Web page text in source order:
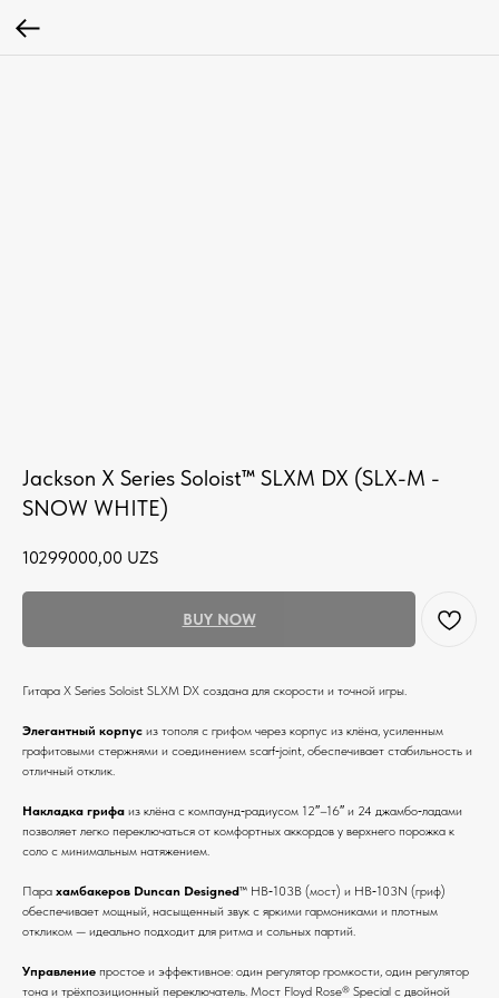
Jackson X Series Soloist™ SLXM DX (SLX-M -
SNOW WHITE)
10299000,00 UZS
BUY NOW
Гитара X Series Soloist SLXM DX создана для скорости и точной игры.
Элегантный корпус из тополя с грифом через корпус из клёна, усиленным
графитовыми стержнями и соединением scarf‑joint, обеспечивает стабильность и
отличный отклик.
Накладка грифа из клёна с компаунд‑радиусом 12″–16″ и 24 джамбо‑ладами
позволяет легко переключаться от комфортных аккордов у верхнего порожка к
соло с минимальным натяжением.
Пара хамбакеров Duncan Designed™ HB‑103B (мост) и HB‑103N (гриф)
обеспечивает мощный, насыщенный звук с яркими гармониками и плотным
откликом — идеально подходит для ритма и сольных партий.
Управление простое и эффективное: один регулятор громкости, один регулятор
тона и трёхпозиционный переключатель. Мост Floyd Rose® Special с двойной